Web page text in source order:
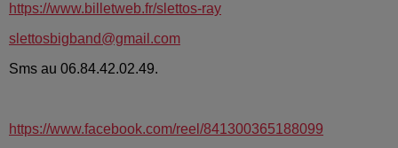
https://www.billetweb.fr/slettos-ray
slettosbigband@gmail.com
Sms au 06.84.42.02.49.
https://www.facebook.com/reel/841300365188099